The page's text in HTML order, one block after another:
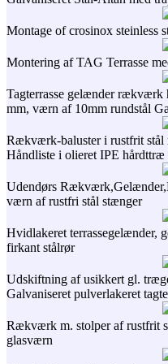
Montage of crosinox steinless
Montering af TAG Terrasse
Tagterrasse gelænder rækværk
mm, værn af 10mm rundstål
Rækværk-baluster i rustfrit stål
Håndliste i olieret IPE hårdttræ
Udendørs
værn af rustfri stål stænger
Hvidlakeret terrassegelænder,
firkant stålrør
Udskiftning af usikkert gl.
Galvaniseret pulverlakeret
Rækværk m. stolper af rustfrit
glasværn